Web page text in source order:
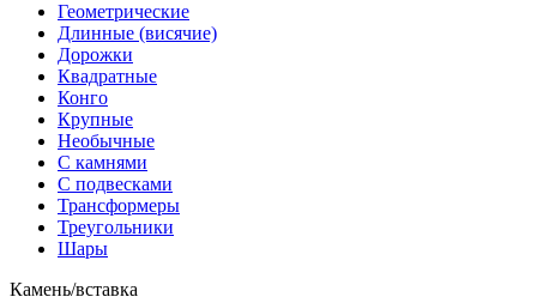
Геометрические
Длинные (висячие)
Дорожки
Квадратные
Конго
Крупные
Необычные
С камнями
С подвесками
Трансформеры
Треугольники
Шары
Камень/вставка